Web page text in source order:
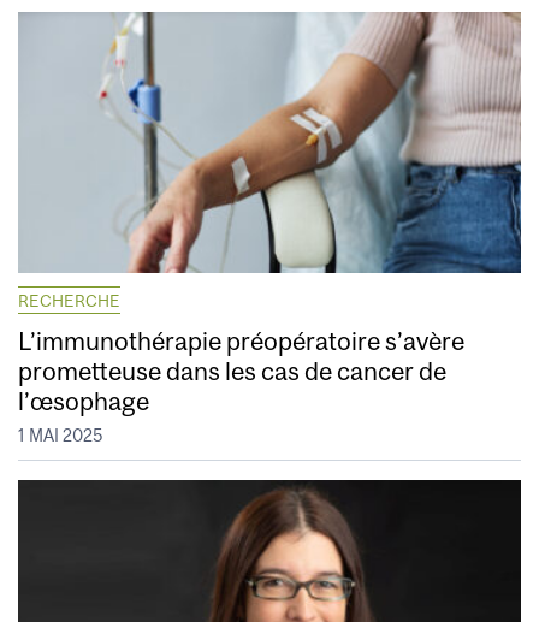
RECHERCHE
L’immunothérapie préopératoire s’avère
prometteuse dans les cas de cancer de
l’œsophage
1 MAI 2025